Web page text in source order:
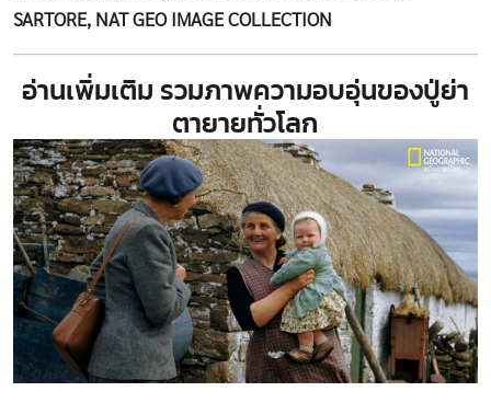
SARTORE, NAT GEO IMAGE COLLECTION
อ่านเพิ่มเติม รวมภาพความอบอุ่นของปู่ย่า
ตายายทั่วโลก